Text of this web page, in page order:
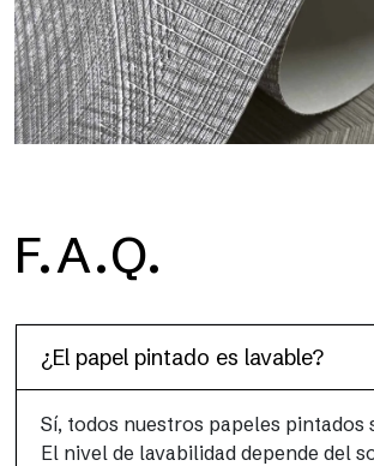
Infinity
Patrones repetitivos con una marcada
F.A.Q.
¿El papel pintado es lavable?
Sí, todos nuestros papeles pintados
El nivel de lavabilidad depende del